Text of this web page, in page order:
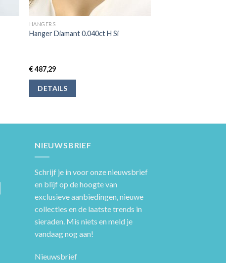
HANGERS
Hanger Diamant 0.040ct H Si
€487,29
DETAILS
NIEUWSBRIEF
Schrijf je in voor onze nieuwsbrief
en blijf op de hoogte van
exclusieve aanbiedingen, nieuwe
collecties en de laatste trends in
sieraden. Mis niets en meld je
vandaag nog aan!
Nieuwsbrief